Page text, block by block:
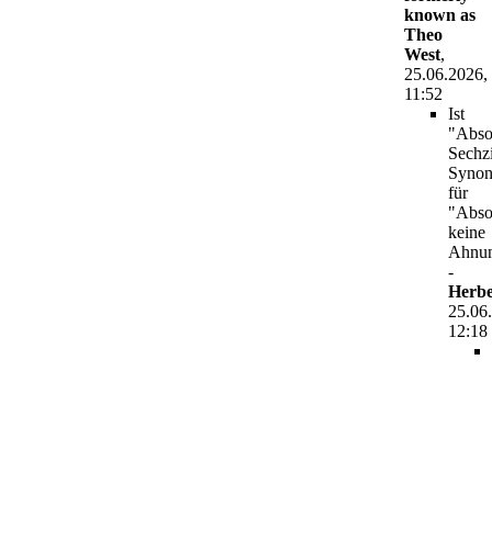
known as
Theo
West,
25.06.2026,
11:52
Ist
für
keine
-
12:18